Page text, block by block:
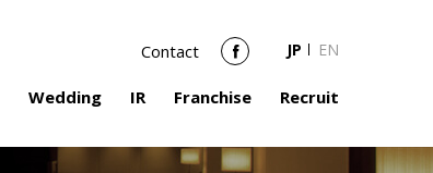
Wedding IR Franchise Recruit
Contact Facebook
JP EN